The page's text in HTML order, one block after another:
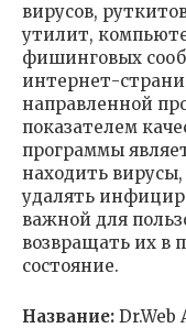
вирусов,
утилит,
фишинговых
интернет-
направленной
показателем
программы
находить
удалять
важной для
возвращать их в
состояние.
Название: Dr.Web